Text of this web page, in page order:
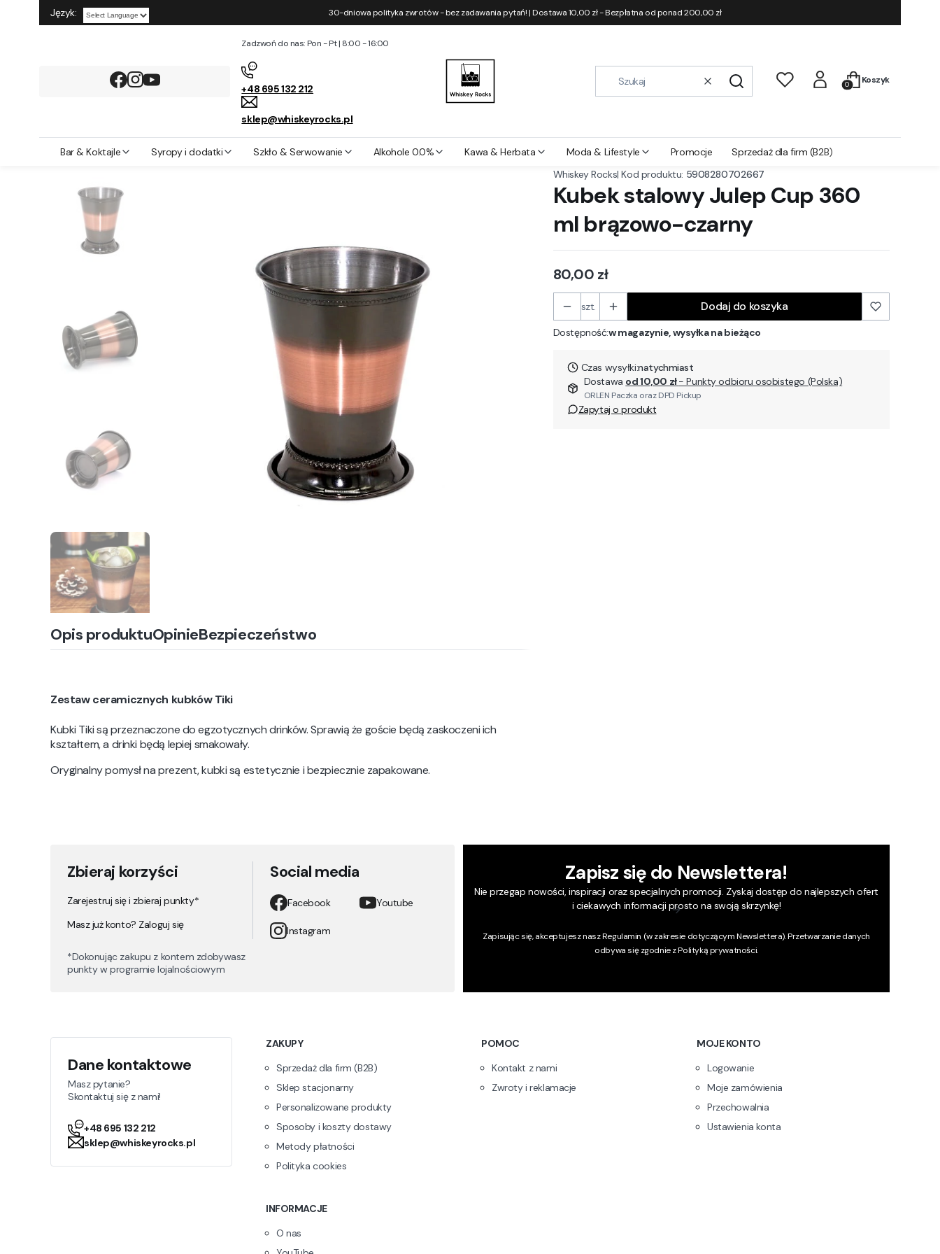
Język:
Powered by
30-dniowa polityka zwrotów - bez zadawania pytań! | Dostawa 10,00 zł - Bezpłatna od ponad 200,00 zł
Zadzwoń do nas: Pon - Pt | 8:00 - 16:00
+48 695 132 212
sklep@whiskeyrocks.pl
WyczyśćSzukaj
Produkty w
Koszyk
Bar & Koktajle Syropy i dodatki Szkło & Serwowanie Alkohole 0.0% Kawa & Herbata Moda & Lifestyle Promocje Sprzedaż dla firm (B2B)
Whiskey Rocks Bar & Koktajle Shakery barmańskie Kubek stalowy Julep Cup 360 ml brązowo-czarny
Opis produktuOpinieBezpieczeństwo
Zestaw ceramicznych kubków Tiki
Kubki Tiki są przeznaczone do egzotycznych drinków. Sprawią że goście będą zaskoczeni ich
kształtem, a drinki będą lepiej smakowały.
Oryginalny pomysł na prezent, kubki są estetycznie i bezpiecznie zapakowane.
Whiskey Rocks|Kod produktu: 5908280702667
Kubek stalowy Julep Cup 360
ml brązowo-czarny
Cena
80,00 zł
szt. Dodaj do koszyka
Dostępność:w magazynie, wysyłka na bieżąco
Czas wysyłki:natychmiast
Dostawa od 10,00 zł- Punkty odbioru osobistego (Polska)
ORLEN Paczka oraz DPD Pickup
Zapytaj o produkt
Zbieraj korzyści
Zarejestruj się i zbieraj punkty*
Masz już konto? Zaloguj się
*Dokonując zakupu z kontem zdobywasz
punkty w programie lojalnościowym
Social media
Facebook Youtube
Instagram
Zapisz się do Newslettera!
Nie przegap nowości, inspiracji oraz specjalnych promocji. Zyskaj dostęp do najlepszych ofert
i ciekawych informacji prosto na swoją skrzynkę!
Zapisując się, akceptujesz naszRegulamin (w zakresie dotyczącym Newslettera). Przetwarzanie danych
odbywa się zgodnie zPolityką prywatności.
Dane kontaktowe
Masz pytanie?
Skontaktuj się z nami!
+48 695 132 212
sklep@whiskeyrocks.pl
Linki w stopce
ZAKUPY
Sprzedaż dla firm (B2B)
Sklep stacjonarny
Personalizowane produkty
Sposoby i koszty dostawy
Metody płatności
Polityka cookies
POMOC
Kontakt z nami
Zwroty i reklamacje
MOJE KONTO
Logowanie
Moje zamówienia
Przechowalnia
Ustawienia konta
INFORMACJE
O nas